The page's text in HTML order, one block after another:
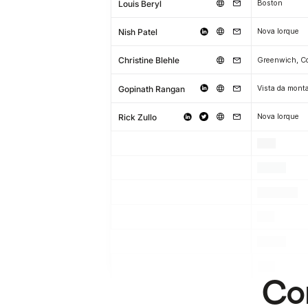
Louis Beryl Boston
Nish Patel Nova Iorque
Christine Blehle
Gopinath Rangan Vista da
Rick Zullo Nova Iorque